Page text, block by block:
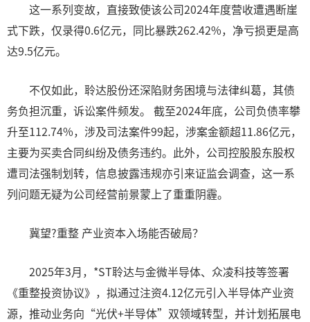
这一系列变故，直接致使该公司2024年度营收遭遇断崖
式下跌，仅录得0.6亿元，同比暴跌262.42%，净亏损更是高
达9.5亿元。
不仅如此，聆达股份还深陷财务困境与法律纠葛，其债
务负担沉重，诉讼案件频发。 截至2024年底，公司负债率攀
升至112.74%，涉及司法案件99起，涉案金额超11.86亿元，
主要为买卖合同纠纷及债务违约。此外，公司控股股东股权
遭司法强制划转，信息披露违规亦引来证监会调查，这一系
列问题无疑为公司经营前景蒙上了重重阴霾。
冀望?重整 产业资本入场能否破局？
2025年3月，*ST聆达与金微半导体、众凌科技等签署
《重整投资协议》，拟通过注资4.12亿元引入半导体产业资
源，推动业务向“光伏+半导体”双领域转型，并计划拓展电